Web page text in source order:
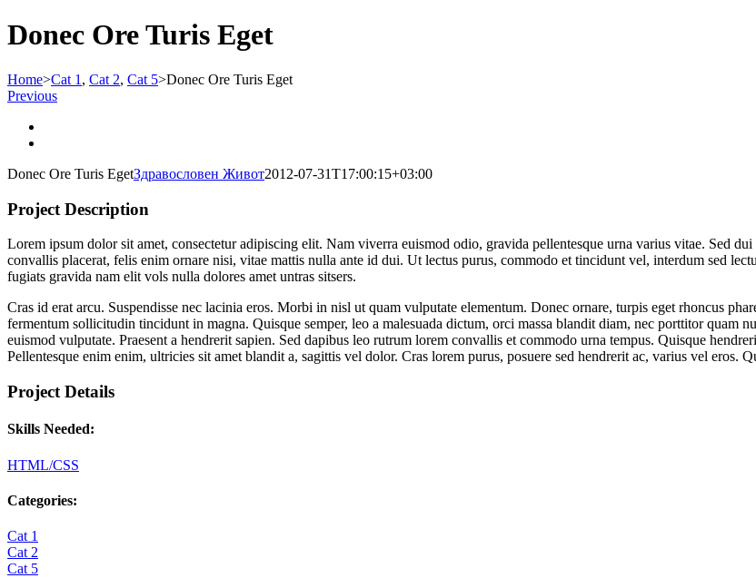
Donec Ore Turis Eget
Home>Cat 1 , Cat 2, Cat 5>Donec Ore Turis Eget
Previous
Image
Donec Ore Turis EgetЗдравословен Живот2012-07-31T17:00:15+03:00
Project Description
Lorem ipsum dolor sit amet, consectetur adipiscing elit. Nam viverra euismod odio, gravida pellentesque urna varius vitae. Sed
convallis placerat, felis enim ornare nisi, vitae mattis nulla ante id dui. Ut lectus purus, commodo et tincidunt vel, interdum sed
fugiats gravida nam elit vols nulla dolores amet untras sitsers.
Cras id erat arcu. Suspendisse nec lacinia eros. Morbi in nisl ut quam vulputate elementum. Donec ornare, turpis eget rhoncus
fermentum sollicitudin tincidunt in magna. Quisque semper, leo a malesuada dictum, orci massa blandit diam, nec porttitor quam
euismod vulputate. Praesent a hendrerit sapien. Sed dapibus leo rutrum lorem convallis et commodo urna tempus. Quisque
Pellentesque enim enim, ultricies sit amet blandit a, sagittis vel dolor. Cras lorem purus, posuere sed hendrerit ac, varius vel eros.
Project Details
Skills Needed:
HTML/CSS
Categories:
Cat 1
Cat 2
Cat 5